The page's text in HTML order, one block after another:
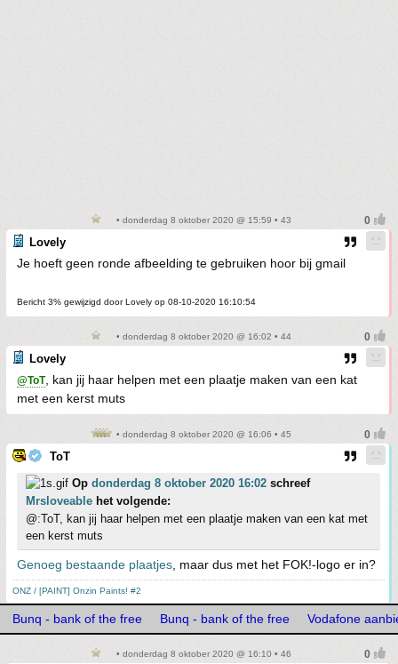
• donderdag 8 oktober 2020 @ 15:59 • 43
Lovely
Je hoeft geen ronde afbeelding te gebruiken hoor bij gmail
Bericht 3% gewijzigd door Lovely op 08-10-2020 16:10:54
• donderdag 8 oktober 2020 @ 16:02 • 44
Lovely
@ToT, kan jij haar helpen met een plaatje maken van een kat
met een kerst muts
• donderdag 8 oktober 2020 @ 16:06 • 45
ToT
Op donderdag 8 oktober 2020 16:02 schreef
Mrsloveable het volgende:
@:ToT, kan jij haar helpen met een plaatje maken van een kat met
een kerst muts
Genoeg bestaande plaatjes , maar dus met het FOK!-logo er in?
ONZ / [PAINT] Onzin Paints! #2
Bunq - bank of the free Bunq - bank of the free Vodafone
• donderdag 8 oktober 2020 @ 16:10 • 46